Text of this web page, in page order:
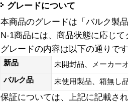
グレードについて
本商品のグレードは「バルク製
N-1商品には、商品状態に応じ
グレードの内容は以下の通りで
新品
未開封品、メーカー
バルク品
未使用製品、箱無
保証については、上記に記載さ